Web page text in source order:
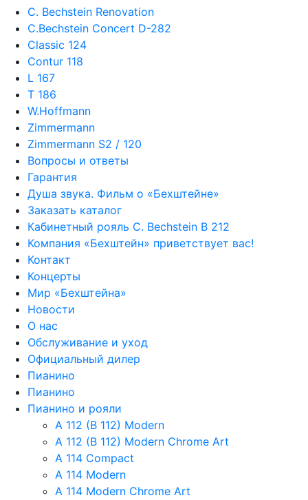
C. Bechstein Renovation
C.Bechstein Concert D-282
Classic 124
Contur 118
L 167
T 186
W.Hoffmann
Zimmermann
Zimmermann S2 / 120
Вопросы и ответы
Гарантия
Душа звука. Фильм о «Бехштейне»
Заказать каталог
Кабинетный рояль C. Bechstein B 212
Компания «Бехштейн» приветствует вас!
Контакт
Концерты
Мир «Бехштейна»
Новости
О нас
Обслуживание и уход
Официальный дилер
Пианино
Пианино
Пианино и рояли
A 112 (B 112) Modern
A 112 (B 112) Modern Chrome Art
A 114 Compact
A 114 Modern
A 114 Modern Chrome Art